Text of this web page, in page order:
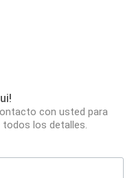
con usted para
los detalles.